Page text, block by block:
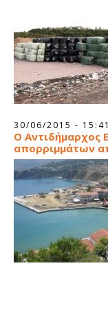
30/06/2015 - 15:41
Ο Αντιδήμαρχος
απορριμμάτων